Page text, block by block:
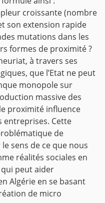
croissante (nombre
son extension rapide
mutations dans les
formes de proximité ?
à travers ses
que l’Etat ne peut
monopole sur
massive des
proximité influence
entreprises. Cette
de
sens de ce que nous
réalités sociales en
peut aider
Algérie en se basant
de micro